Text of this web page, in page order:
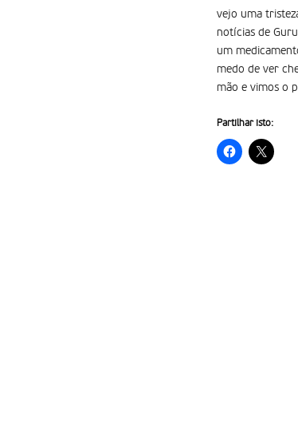
vejo uma
notícias de
um
medo de ver
mão e vimos o
Partilhar isto: